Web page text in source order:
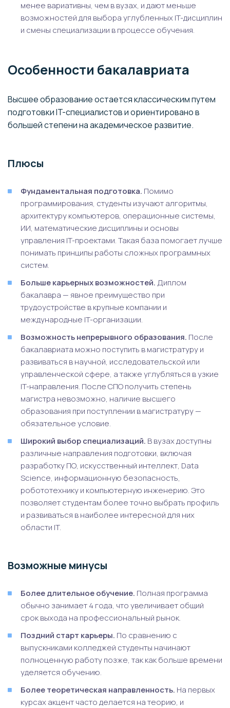
менее вариативны, чем в вузах, и дают меньше
возможностей для выбора углубленных IT-дисциплин
и смены специализации в процессе обучения.
Особенности бакалавриата
Высшее образование остается классическим путем
подготовки IT-специалистов и ориентировано в
большей степени на академическое развитие.
Плюсы
Фундаментальная подготовка. Помимо
программирования, студенты изучают алгоритмы,
архитектуру компьютеров, операционные системы,
ИИ, математические дисциплины и основы
управления IT-проектами. Такая база помогает лучше
понимать принципы работы сложных программных
систем.
Больше карьерных возможностей. Диплом
бакалавра — явное преимущество при
трудоустройстве в крупные компании и
международные IT-организации.
Возможность непрерывного образования. После
бакалавриата можно поступить в магистратуру и
развиваться в научной, исследовательской или
управленческой сфере, а также углубляться в узкие
IT-направления. После СПО получить степень
магистра невозможно, наличие высшего
образования при поступлении в магистратуру —
обязательное условие.
Широкий выбор специализаций. В вузах доступны
различные направления подготовки, включая
разработку ПО, искусственный интеллект, Data
Science, информационную безопасность,
робототехнику и компьютерную инженерию. Это
позволяет студентам более точно выбрать профиль
и развиваться в наиболее интересной для них
области IT.
Возможные минусы
Более длительное обучение. Полная программа
обычно занимает 4 года, что увеличивает общий
срок выхода на профессиональный рынок.
Поздний старт карьеры. По сравнению с
выпускниками колледжей студенты начинают
полноценную работу позже, так как больше времени
уделяется обучению.
Более теоретическая направленность. На первых
курсах акцент часто делается на теорию, и